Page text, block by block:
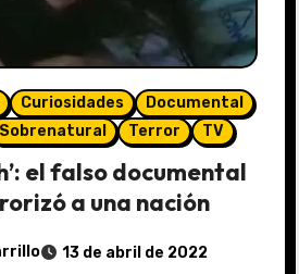
Curiosidades
Documental
Sobrenatural Terror TV
el falso documental
a una nación
13 de abril de 2022